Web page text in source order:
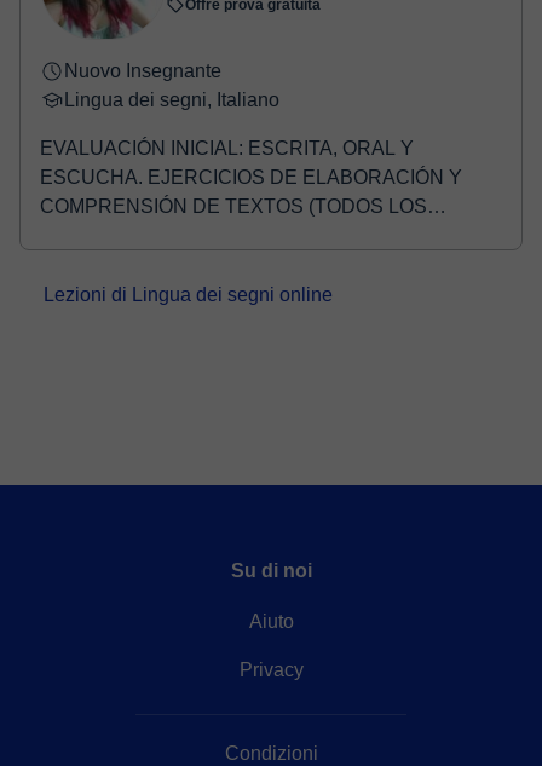
Offre prova gratuita
Nuovo Insegnante
Lingua dei segni, Italiano
EVALUACIÓN INICIAL: ESCRITA, ORAL Y
ESCUCHA. EJERCICIOS DE ELABORACIÓN Y
COMPRENSIÓN DE TEXTOS (TODOS LOS
Lezioni di Lingua dei segni online
Su di noi
Aiuto
Privacy
Condizioni